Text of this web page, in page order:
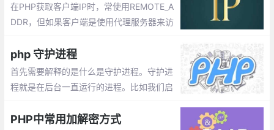
在PHP获取客户端IP时，常使用REMOTE_A
DDR，但如果客户端是使用代理服务器来访
是真正的客户端 IP 地址。要想透过代理服务
器取得客户端的真实 IP 地址，就要使用HTT
P_X_FORWARDED_FOR
php 守护进程
首先需要解释的是什么是守护进程。守护进
程就是在后台一直运行的进程。比如我们启
行的程序。
PHP中常用加解密方式